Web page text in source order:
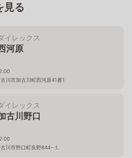
見る
イレックス
河原
川市加古川町西河原41番1
イレックス
古川野口
川市野口町良野844−１